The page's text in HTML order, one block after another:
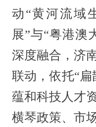
动“黄河流域
展”与“粤港澳
深度融合，济
联动，依托“
蕴和科技人才
横琴政策、市